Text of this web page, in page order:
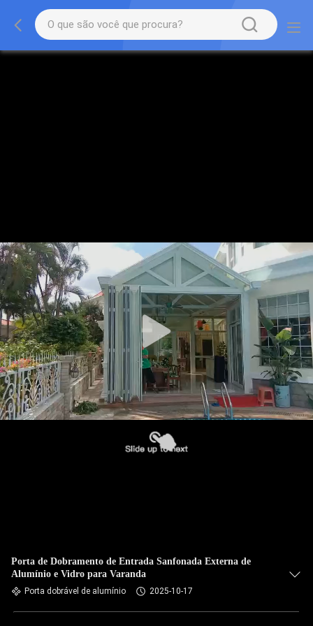
Porta de Dobramento de Entrada Sanfonada Externa de
Alumínio e Vidro para Varanda
Porta dobrável de alumínio 2025-10-17